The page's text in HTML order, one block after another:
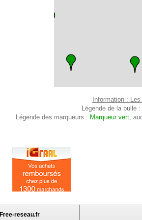
Information :
Légende de la bulle :
Légende des marqueurs : Marqueur vert,
Free-reseau.fr